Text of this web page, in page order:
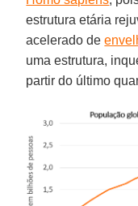
estrutura etária
acelerado de
uma estrutura,
partir do último